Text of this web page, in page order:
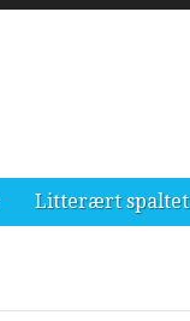
Litterært spaltet